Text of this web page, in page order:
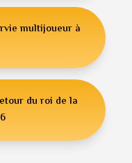
multijoueur à
du roi de la